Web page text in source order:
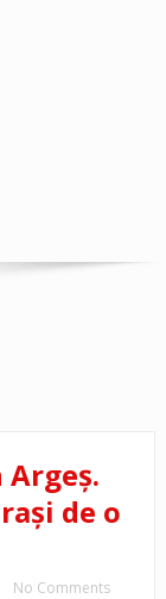
de o
No Comments